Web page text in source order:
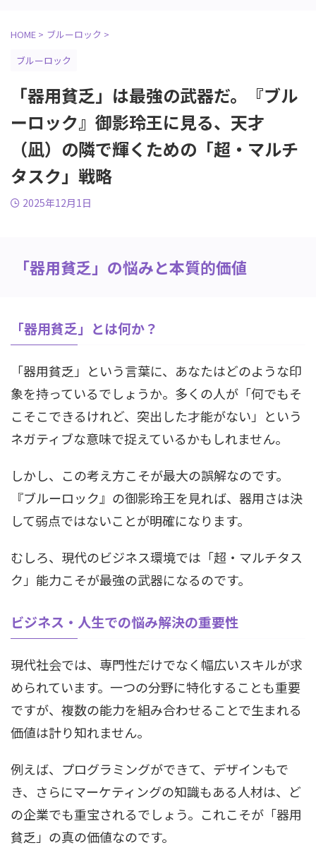
HOME > ブルーロック >
ブルーロック
「器用貧乏」は最強の武器だ。『ブル
ーロック』御影玲王に見る、天才
（凪）の隣で輝くための「超・マルチ
タスク」戦略
2025年12月1日
「器用貧乏」の悩みと本質的価値
「器用貧乏」とは何か？
「器用貧乏」という言葉に、あなたはどのような印
象を持っているでしょうか。多くの人が「何でもそ
こそこできるけれど、突出した才能がない」という
ネガティブな意味で捉えているかもしれません。
しかし、この考え方こそが最大の誤解なのです。
『ブルーロック』の御影玲王を見れば、器用さは決
して弱点ではないことが明確になります。
むしろ、現代のビジネス環境では「超・マルチタス
ク」能力こそが最強の武器になるのです。
ビジネス・人生での悩み解決の重要性
現代社会では、専門性だけでなく幅広いスキルが求
められています。一つの分野に特化することも重要
ですが、複数の能力を組み合わせることで生まれる
価値は計り知れません。
例えば、プログラミングができて、デザインもで
き、さらにマーケティングの知識もある人材は、ど
の企業でも重宝されるでしょう。これこそが「器用
貧乏」の真の価値なのです。